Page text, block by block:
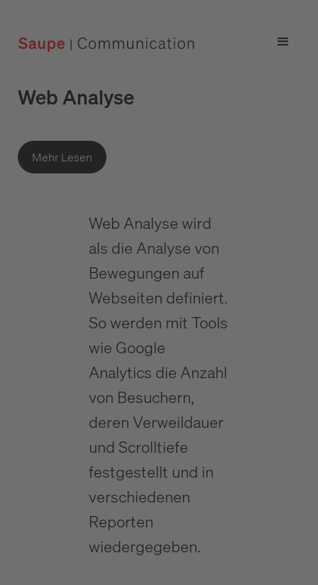
Web Analyse
Mehr Lesen
Web Analyse wird
als die Analyse von
Bewegungen auf
Webseiten definiert.
So werden mit Tools
wie Google
Analytics die Anzahl
von Besuchern,
deren Verweildauer
und Scrolltiefe
festgestellt und in
verschiedenen
Reporten
wiedergegeben.